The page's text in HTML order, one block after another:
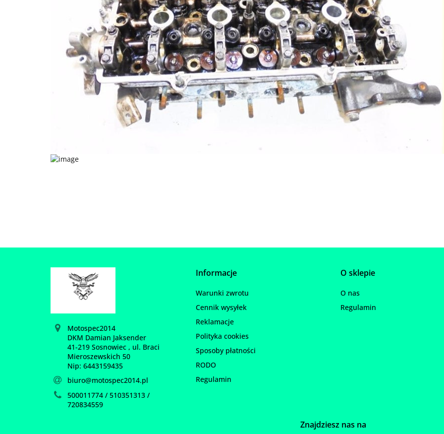
Motospec2014
DKM Damian Jaksender
41-219 Sosnowiec , ul. Braci
Mieroszewskich 50
Nip: 6443159435
biuro@motospec2014.pl
500011774 / 510351313 /
720834559
Informacje
Warunki zwrotu
Cennik wysyłek
Reklamacje
Polityka cookies
Sposoby płatności
RODO
Regulamin
O sklepie
O nas
Regulamin
Znajdziesz nas na